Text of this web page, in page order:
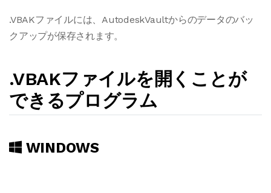
.VBAKファイルには、AutodeskVaultからのデータのバッ
クアップが保存されます。
.VBAKファイルを開くことが
できるプログラム
WINDOWS